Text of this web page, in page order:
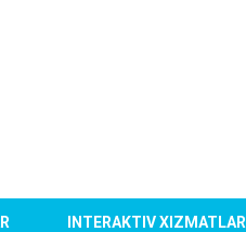
INTERAKTIV XIZMATLAR